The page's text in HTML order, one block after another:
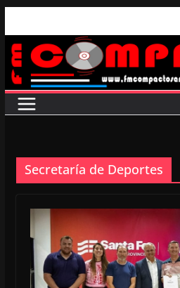
al
contenido
Secretaría de Deportes